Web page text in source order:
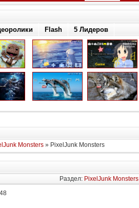
Flash 5 Лидеров
Monsters» PixelJunk Monsters
Раздел: PixelJunk Monsters